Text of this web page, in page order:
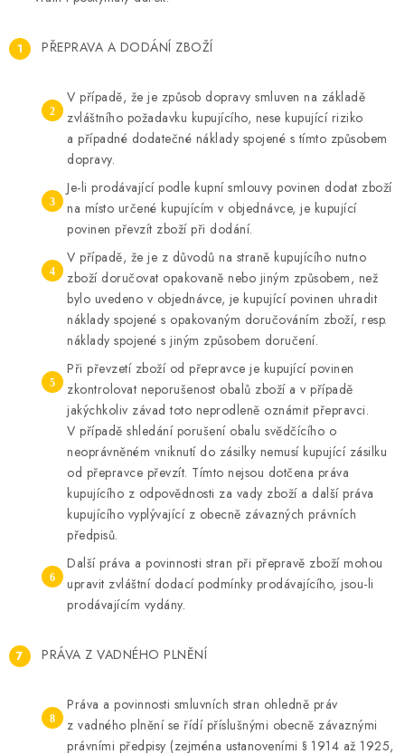
PŘEPRAVA A DODÁNÍ ZBOŽÍ
V případě, že je způsob dopravy smluven na základě
zvláštního požadavku kupujícího, nese kupující riziko
a případné dodatečné náklady spojené s tímto způsobem
dopravy.
Je-li prodávající podle kupní smlouvy povinen dodat zboží
na místo určené kupujícím v objednávce, je kupující
povinen převzít zboží při dodání.
V případě, že je z důvodů na straně kupujícího nutno
zboží doručovat opakovaně nebo jiným způsobem, než
bylo uvedeno v objednávce, je kupující povinen uhradit
náklady spojené s opakovaným doručováním zboží, resp.
náklady spojené s jiným způsobem doručení.
Při převzetí zboží od přepravce je kupující povinen
zkontrolovat neporušenost obalů zboží a v případě
jakýchkoliv závad toto neprodleně oznámit přepravci.
V případě shledání porušení obalu svědčícího o
neoprávněném vniknutí do zásilky nemusí kupující zásilku
od přepravce převzít. Tímto nejsou dotčena práva
kupujícího z odpovědnosti za vady zboží a další práva
kupujícího vyplývající z obecně závazných právních
předpisů.
Další práva a povinnosti stran při přepravě zboží mohou
upravit zvláštní dodací podmínky prodávajícího, jsou-li
prodávajícím vydány.
PRÁVA Z VADNÉHO PLNĚNÍ
Práva a povinnosti smluvních stran ohledně práv
z vadného plnění se řídí příslušnými obecně závaznými
právními předpisy (zejména ustanoveními § 1914 až 1925,